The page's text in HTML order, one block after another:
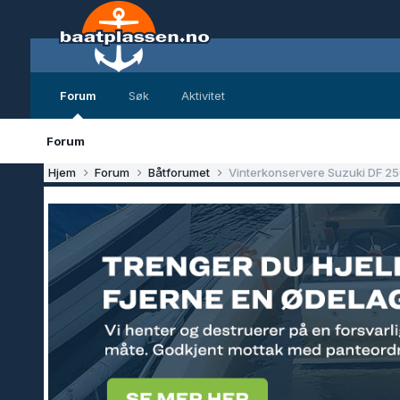
Forum
Forum
Søk Aktivitet
Hjem Forum Båtforumet Vinterkonservere Suzuki DF